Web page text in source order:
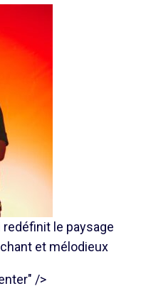
redéfinit le paysage
et mélodieux
/>